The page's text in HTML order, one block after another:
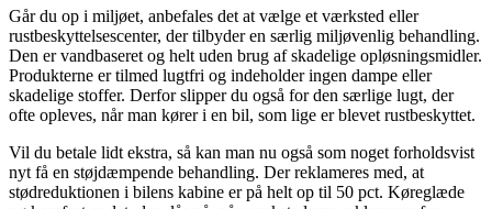
Går du op i miljøet, anbefales det at vælge et værksted eller
rustbeskyttelsescenter, der tilbyder en særlig miljøvenlig behandling.
Den er vandbaseret og helt uden brug af skadelige opløsningsmidler.
Produkterne er tilmed lugtfri og indeholder ingen dampe eller
skadelige stoffer. Derfor slipper du også for den særlige lugt, der
ofte opleves, når man kører i en bil, som lige er blevet rustbeskyttet.
Vil du betale lidt ekstra, så kan man nu også som noget forholdsvist
nyt få en støjdæmpende behandling. Der reklameres med, at
stødreduktionen i bilens kabine er på helt op til 50 pct. Køreglæde